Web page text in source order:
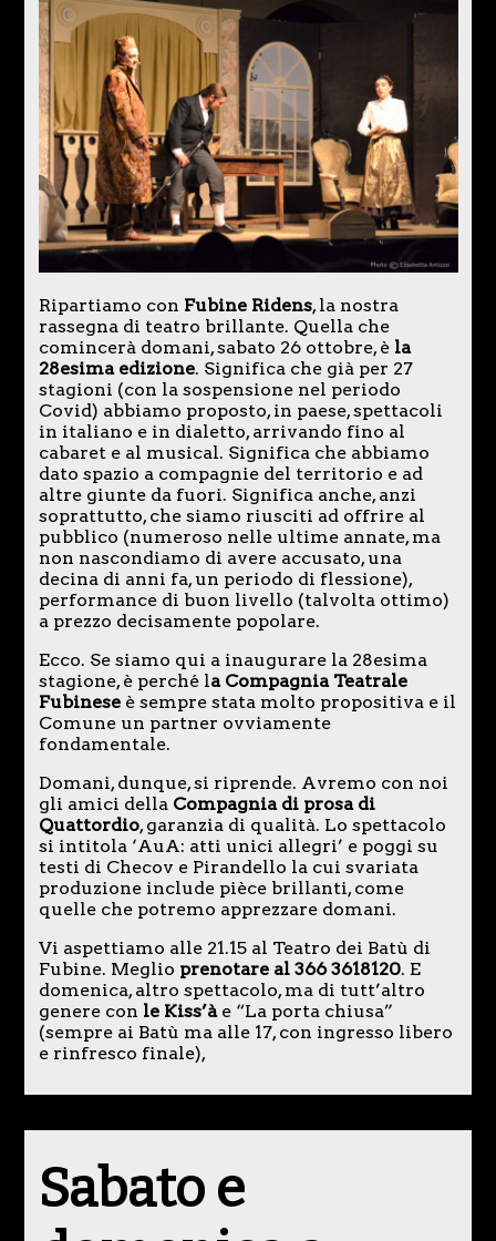
Ripartiamo con Fubine Ridens, la nostra
rassegna di teatro brillante. Quella che
comincerà domani, sabato 26 ottobre, èla
28esima edizione. Significa che già per 27
stagioni (con la sospensione nel periodo
Covid) abbiamo proposto, in paese, spettacoli
in italiano e in dialetto, arrivando fino al
cabaret e al musical. Significa che abbiamo
dato spazio a compagnie del territorio e ad
altre giunte da fuori. Significa anche, anzi
soprattutto, che siamo riusciti ad offrire al
pubblico (numeroso nelle ultime annate, ma
non nascondiamo di avere accusato, una
decina di anni fa, un periodo di flessione),
performance di buon livello (talvolta ottimo)
a prezzo decisamente popolare.
Ecco. Se siamo qui a inaugurare la 28esima
stagione, è perché la Compagnia Teatrale
Fubinese è sempre stata molto propositiva e il
Comune un partner ovviamente
fondamentale.
Domani, dunque, si riprende. Avremo con noi
gli amici della Compagnia di prosa di
Quattordio, garanzia di qualità. Lo spettacolo
si intitola ‘AuA: atti unici allegri’ e poggi su
testi di Checov e Pirandello la cui svariata
produzione include pièce brillanti, come
quelle che potremo apprezzare domani.
Vi aspettiamo alle 21.15 al Teatro dei Batù di
Fubine. Meglio prenotare al 366 3618120. E
domenica, altro spettacolo, ma di tutt’altro
genere con le Kiss’àe “La porta chiusa”
(sempre ai Batù ma alle 17, con ingresso libero
e rinfresco finale),
Sabato e